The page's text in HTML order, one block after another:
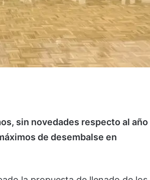
sin novedades respecto al año
de desembalse en